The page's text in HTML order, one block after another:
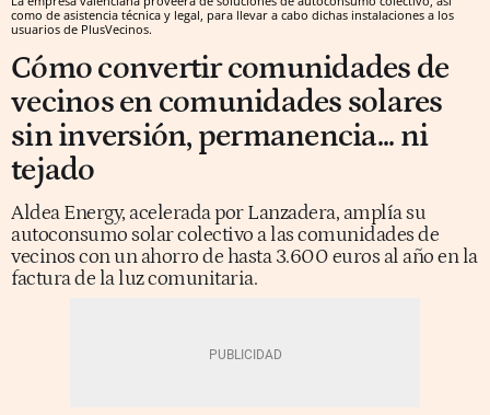
como de asistencia técnica y legal, para llevar a cabo dichas instalaciones a los
usuarios de PlusVecinos.
Cómo convertir comunidades de
vecinos en comunidades solares
sin inversión, permanencia... ni
tejado
Aldea Energy, acelerada por Lanzadera, amplía su
autoconsumo solar colectivo a las comunidades de
vecinos con un ahorro de hasta 3.600 euros al año en la
factura de la luz comunitaria.